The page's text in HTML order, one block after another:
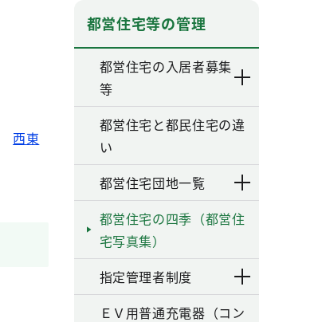
西東
都営住宅等の管理
都営住宅の入居者募集
等
都営住宅と都民住宅の違
い
都営住宅団地一覧
都営住宅の四季（都営住
宅写真集）
指定管理者制度
ＥＶ用普通充電器（コン